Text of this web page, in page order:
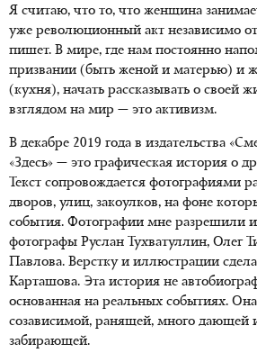
Я считаю, что то, что женщина
уже революционный акт независимо
пишет. В мире, где нам постоянно
призвании (быть женой и матерью) и
(кухня), начать рассказывать о своей
взглядом на мир — это активизм.
В декабре 2019 года в издательства
«Здесь» — это графическая история о
Текст сопровождается фотографиями
дворов, улиц, закоулков, на фоне
события. Фотографии мне разрешили
фотографы Руслан Тухватуллин, Олег
Павлова. Верстку и иллюстрации
Карташова. Эта история не
основанная на реальных событиях.
созависимой, ранящей, много дающей
забирающей.